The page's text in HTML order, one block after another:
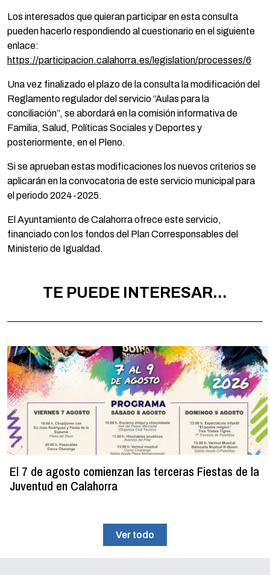
Los interesados que quieran participar en esta consulta
pueden hacerlo respondiendo al cuestionario en el siguiente
enlace:
https://participacion.calahorra.es/legislation/processes/6
Una vez finalizado el plazo de la consulta la modificación del
Reglamento regulador del servicio “Aulas para la
conciliación”, se abordará en la comisión informativa de
Familia, Salud, Políticas Sociales y Deportes y
posteriormente, en el Pleno.
Si se aprueban estas modificaciones los nuevos criterios se
aplicarán en la convocatoria de este servicio municipal para
el periodo 2024-2025.
El Ayuntamiento de Calahorra ofrece este servicio,
financiado con los fondos del Plan Corresponsables del
Ministerio de Igualdad.
TE PUEDE INTERESAR...
El 7 de agosto comienzan las terceras Fiestas de la
Juventud en Calahorra
Ver todo